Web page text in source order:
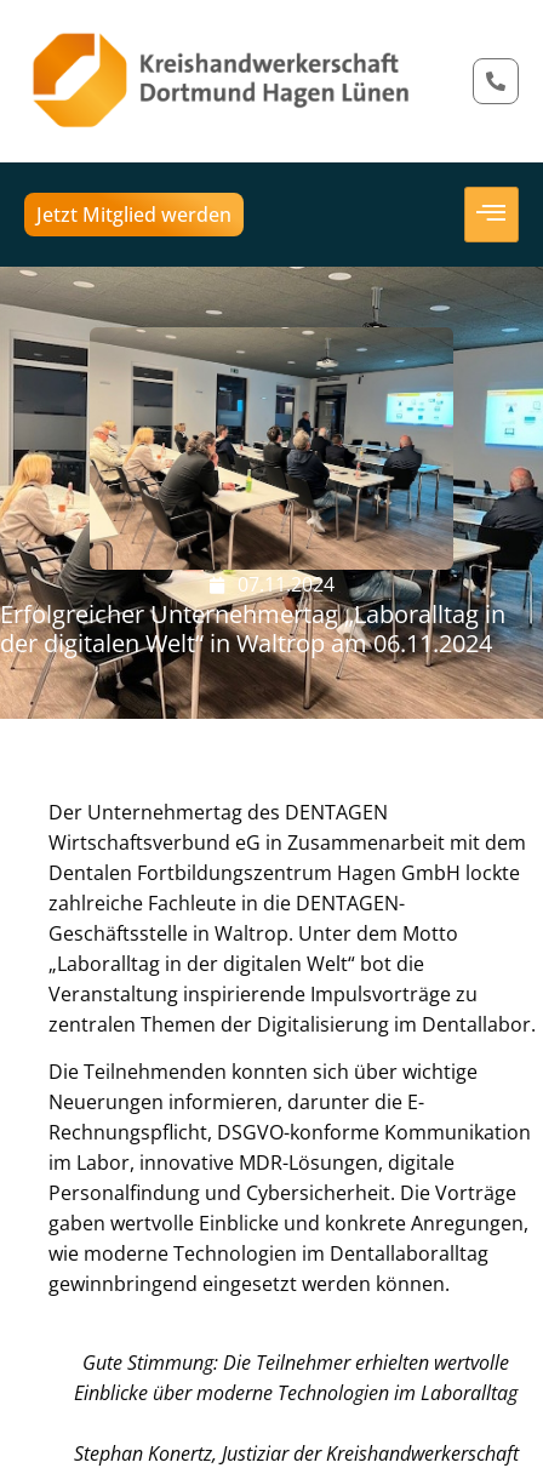
Jetzt Mitglied werden
07.11.2024
Erfolgreicher Unternehmertag „Laboralltag in
der digitalen Welt“ in Waltrop am 06.11.2024
Der Unternehmertag des DENTAGEN
Wirtschaftsverbund eG in Zusammenarbeit mit dem
Dentalen Fortbildungszentrum Hagen GmbH lockte
zahlreiche Fachleute in die DENTAGEN-
Geschäftsstelle in Waltrop. Unter dem Motto
„Laboralltag in der digitalen Welt“ bot die
Veranstaltung inspirierende Impulsvorträge zu
zentralen Themen der Digitalisierung im Dentallabor.
Die Teilnehmenden konnten sich über wichtige
Neuerungen informieren, darunter die E-
Rechnungspflicht, DSGVO-konforme Kommunikation
im Labor, innovative MDR-Lösungen, digitale
Personalfindung und Cybersicherheit. Die Vorträge
gaben wertvolle Einblicke und konkrete Anregungen,
wie moderne Technologien im Dentallaboralltag
gewinnbringend eingesetzt werden können.
Gute Stimmung: Die Teilnehmer erhielten wertvolle
Einblicke über moderne Technologien im Laboralltag
Stephan Konertz, Justiziar der Kreishandwerkerschaft